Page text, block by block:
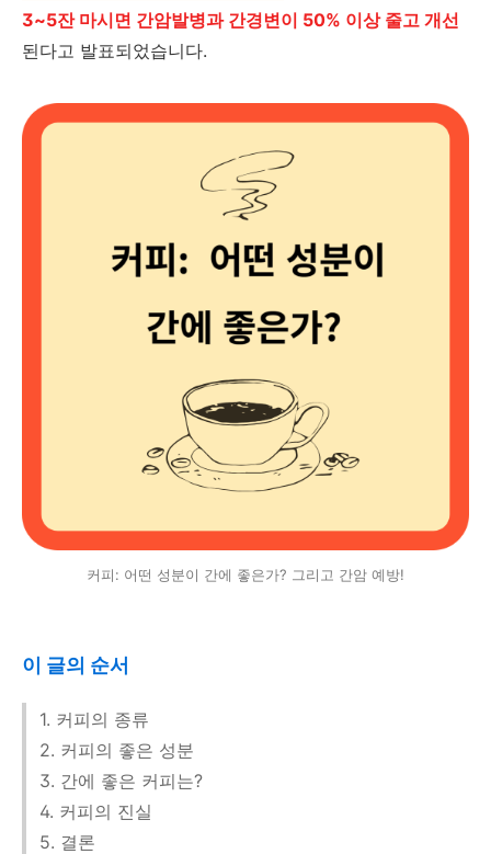
3~5잔 마시면 간암발병과 간경변이 50% 이상 줄고 개선
된다고 발표되었습니다.
커피: 어떤 성분이 간에 좋은가? 그리고 간암 예방!
이 글의 순서
1. 커피의 종류
2. 커피의 좋은 성분
3. 간에 좋은 커피는?
4. 커피의 진실
5. 결론